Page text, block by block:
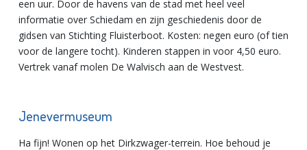
een uur. Door de havens van de stad met heel veel
informatie over Schiedam en zijn geschiedenis door de
gidsen van Stichting Fluisterboot. Kosten: negen euro (of tien
voor de langere tocht). Kinderen stappen in voor 4,50 euro.
Vertrek vanaf molen De Walvisch aan de Westvest.
Jenevermuseum
Ha fijn! Wonen op het Dirkzwager-terrein. Hoe behoud je